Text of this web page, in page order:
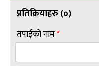
प्रतिक्रियाहरु (०)
तपाईंको नाम*